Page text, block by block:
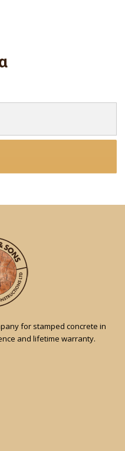
for stamped concrete in
and lifetime warranty.